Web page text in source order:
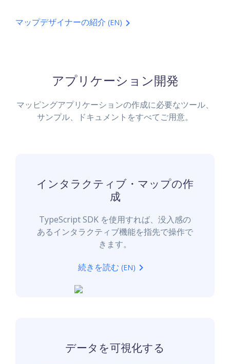
マップデザイナーの紹介 (EN)
アプリケーション開発
マッピングアプリケーションの作成に必要なツール、
サンプル、ドキュメントをすべてご用意。
インタラクティブ・マップの作
成
TypeScript SDK を使用すれば、没入感の
あるインタラクティブ機能を指先で操作で
きます。
続きを読む (EN)
データを可視化する